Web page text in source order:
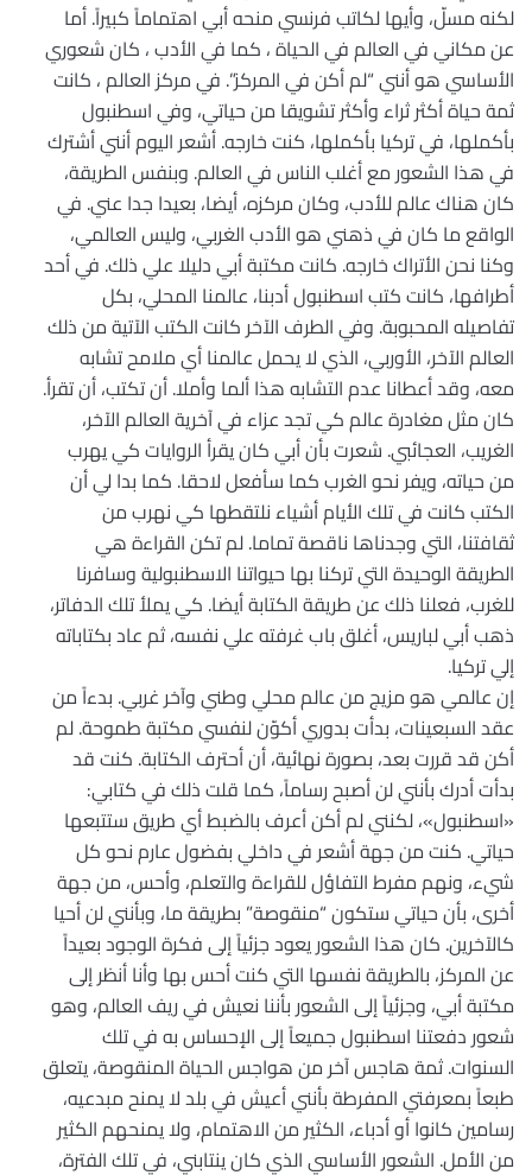
لكنه مسلّ، وأيها لكاتب فرنسي منحه أبي اهتماماً كبيراً. أما
عن مكاني في العالم في الحياة ، كما في الأدب ، كان شعوري
الأساسي هو أنني “لم أكن في المركز”. في مركز العالم ، كانت
ثمة حياة أكثر ثراء وأكثر تشويقا من حياتي، وفي اسطنبول
بأكملها، في تركيا بأكملها، كنت خارجه. أشعر اليوم أنني أشترك
في هذا الشعور مع أغلب الناس في العالم. وبنفس الطريقة،
كان هناك عالم للأدب، وكان مركزه، أيضا، بعيدا جدا عني. في
الواقع ما كان في ذهني هو الأدب الغربي، وليس العالمي،
وكنا نحن الأتراك خارجه. كانت مكتبة أبي دليلا علي ذلك. في أحد
أطرافها، كانت كتب اسطنبول أدبنا، عالمنا المحلي، بكل
تفاصيله المحبوبة. وفي الطرف الآخر كانت الكتب الآتية من ذلك
العالم الآخر، الأوربي، الذي لا يحمل عالمنا أي ملامح تشابه
معه، وقد أعطانا عدم التشابه هذا ألما وأملا. أن تكتب، أن تقرأ.
كان مثل مغادرة عالم كي تجد عزاء في آخرية العالم الآخر،
الغريب، العجائبي. شعرت بأن أبي كان يقرأ الروايات كي يهرب
من حياته، ويفر نحو الغرب كما سأفعل لاحقا. كما بدا لي أن
الكتب كانت في تلك الأيام أشياء نلتقطها كي نهرب من
ثقافتنا، التي وجدناها ناقصة تماما. لم تكن القراءة هي
الطريقة الوحيدة التي تركنا بها حيواتنا الاسطنبولية وسافرنا
للغرب، فعلنا ذلك عن طريقة الكتابة أيضا. كي يملأ تلك الدفاتر،
ذهب أبي لباريس، أغلق باب غرفته علي نفسه، ثم عاد بكتاباته
إلي تركيا.
إن عالمي هو مزيج من عالم محلي وطني وآخر غربي. بدءاً من
عقد السبعينات، بدأت بدوري أكوّن لنفسي مكتبة طموحة. لم
أكن قد قررت بعد، بصورة نهائية، أن أحترف الكتابة. كنت قد
بدأت أدرك بأنني لن أصبح رساماً، كما قلت ذلك في كتابي:
«اسطنبول»، لكنني لم أكن أعرف بالضبط أي طريق ستتبعها
حياتي. كنت من جهة أشعر في داخلي بفضول عارم نحو كل
شيء، ونهم مفرط التفاؤل للقراءة والتعلم، وأحس، من جهة
أخرى، بأن حياتي ستكون “منقوصة” بطريقة ما، وبأنني لن أحيا
كالآخرين. كان هذا الشعور يعود جزئياً إلى فكرة الوجود بعيداً
عن المركز، بالطريقة نفسها التي كنت أحس بها وأنا أنظر إلى
مكتبة أبي، وجزئياً إلى الشعور بأننا نعيش في ريف العالم، وهو
شعور دفعتنا اسطنبول جميعاً إلى الإحساس به في تلك
السنوات. ثمة هاجس آخر من هواجس الحياة المنقوصة، يتعلق
طبعاً بمعرفتي المفرطة بأنني أعيش في بلد لا يمنح مبدعيه،
رسامين كانوا أو أدباء، الكثير من الاهتمام، ولا يمنحهم الكثير
من الأمل. الشعور الأساسي الذي كان ينتابني، في تلك الفترة،